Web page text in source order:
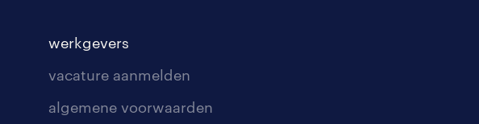
werkgevers
vacature aanmelden
algemene voorwaarden